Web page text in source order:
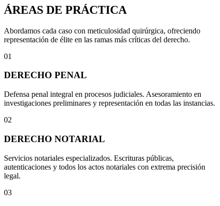
ÁREAS DE PRÁCTICA
Abordamos cada caso con meticulosidad quirúrgica, ofreciendo
representación de élite en las ramas más críticas del derecho.
01
DERECHO PENAL
Defensa penal integral en procesos judiciales. Asesoramiento en
investigaciones preliminares y representación en todas las instancias.
02
DERECHO NOTARIAL
Servicios notariales especializados. Escrituras públicas,
autenticaciones y todos los actos notariales con extrema precisión
legal.
03